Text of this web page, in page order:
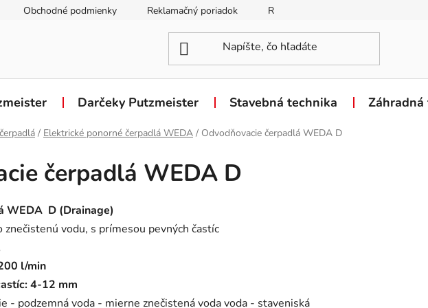
Obchodné podmienky Reklamačný poriadok Reklamačný formulár
Darčeky Putzmeister Stavebná technika
/ Elektrické ponorné čerpadlá WEDA / Odvodňovacie čerpadlá WEDA D
čerpadlá WEDA D
WEDA D (Drainage)
znečistenú vodu, s prímesou pevných častíc
l/min
4-12 mm
- podzemná voda - mierne znečistená voda voda - staveniská